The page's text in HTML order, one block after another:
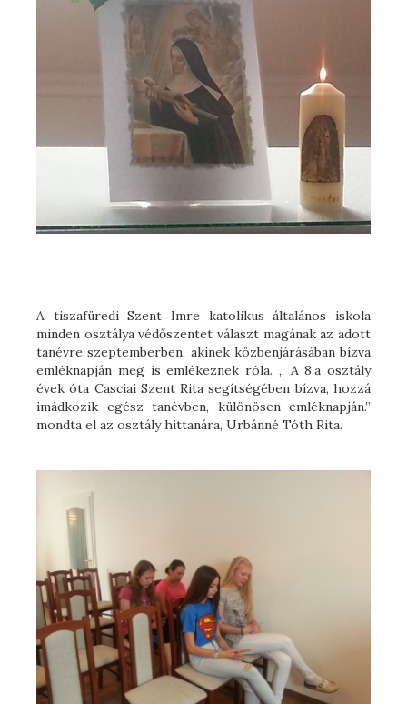
A tiszafüredi Szent Imre katolikus általános iskola
minden osztálya védőszentet választ magának az adott
tanévre szeptemberben, akinek közbenjárásában bízva
emléknapján meg is emlékeznek róla. „ A 8.a osztály
évek óta Casciai Szent Rita segítségében bízva, hozzá
imádkozik egész tanévben, különösen emléknapján.”
mondta el az osztály hittanára, Urbánné Tóth Rita.